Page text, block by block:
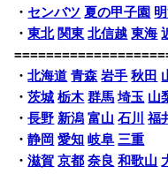
・ センバツ 夏の甲子園
・東北 関東 北信越 東海
・北海道 青森 岩手 秋田
・茨城 栃木 群馬 埼玉 山
・長野 新潟 富山 石川 福
・静岡 愛知 岐阜 三重
・滋賀 京都 奈良 和歌山